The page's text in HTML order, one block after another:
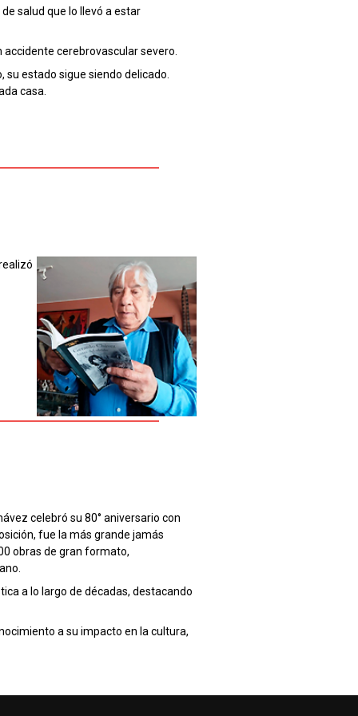
salud que lo llevó a estar
cerebrovascular severo.
su estado sigue siendo delicado.
casa.
celebró su 80° aniversario con
fue la más grande jamás
obras de gran formato,
a lo largo de décadas, destacando
a su impacto en la cultura,